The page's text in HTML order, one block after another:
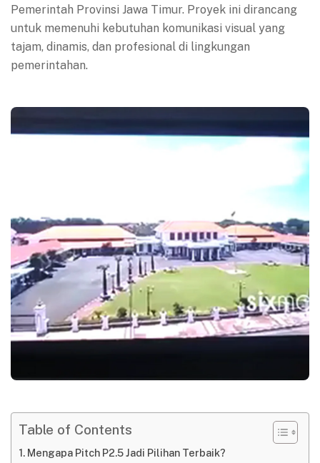
Pemerintah Provinsi Jawa Timur. Proyek ini dirancang
untuk memenuhi kebutuhan komunikasi visual yang
tajam, dinamis, dan profesional di lingkungan
pemerintahan.
Table of Contents
Mengapa Pitch P2.5 Jadi Pilihan Terbaik?